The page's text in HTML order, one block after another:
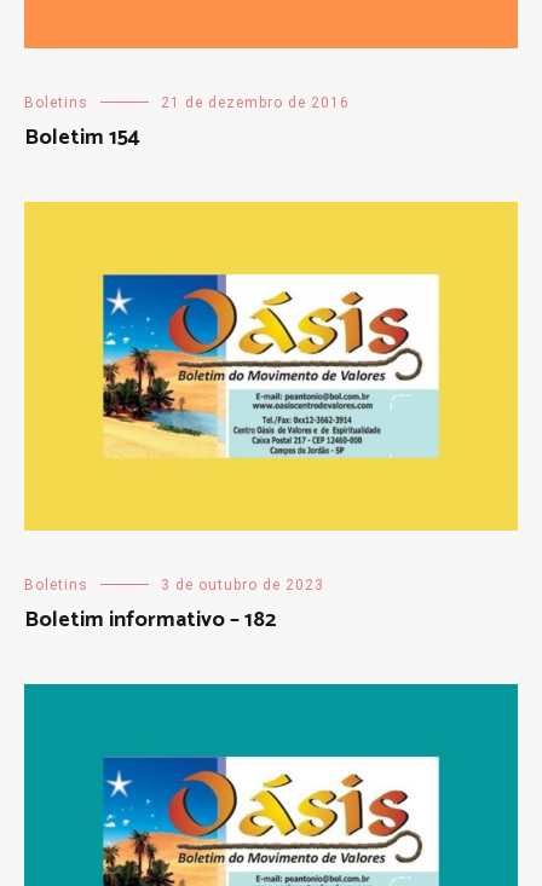
Boletins 21 de dezembro de 2016
Boletim 154
Boletins 3 de outubro de 2023
Boletim informativo – 182